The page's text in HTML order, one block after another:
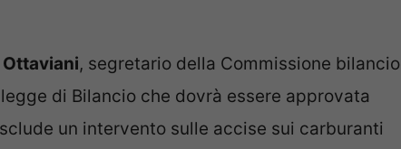
, segretario della Commissione bilancio
di Bilancio che dovrà essere approvata
un intervento sulle accise sui carburanti